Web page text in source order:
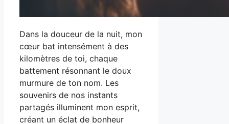
Dans la douceur de la nuit, mon
cœur bat intensément à des
kilomètres de toi, chaque
battement résonnant le doux
murmure de ton nom. Les
souvenirs de nos instants
partagés illuminent mon esprit,
créant un éclat de bonheur